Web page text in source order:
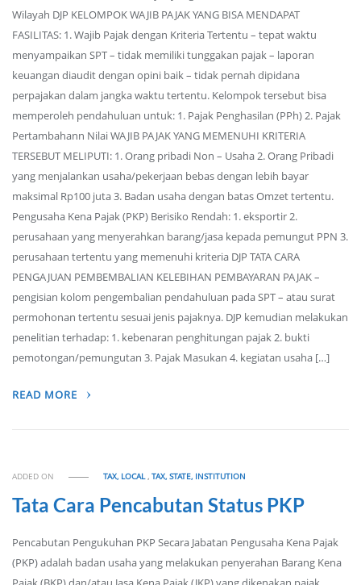
Wilayah DJP KELOMPOK WAJIB PAJAK YANG BISA MENDAPAT
FASILITAS: 1. Wajib Pajak dengan Kriteria Tertentu – tepat waktu
menyampaikan SPT – tidak memiliki tunggakan pajak – laporan
keuangan diaudit dengan opini baik – tidak pernah dipidana
perpajakan dalam jangka waktu tertentu. Kelompok tersebut bisa
memperoleh pendahuluan untuk: 1. Pajak Penghasilan (PPh) 2. Pajak
Pertambahann Nilai WAJIB PAJAK YANG MEMENUHI KRITERIA
TERSEBUT MELIPUTI: 1. Orang pribadi Non – Usaha 2. Orang Pribadi
yang menjalankan usaha/pekerjaan bebas dengan lebih bayar
maksimal Rp100 juta 3. Badan usaha dengan batas Omzet tertentu.
Pengusaha Kena Pajak (PKP) Berisiko Rendah: 1. eksportir 2.
perusahaan yang menyerahkan barang/jasa kepada pemungut PPN 3.
perusahaan tertentu yang memenuhi kriteria DJP TATA CARA
PENGAJUAN PEMBEMBALIAN KELEBIHAN PEMBAYARAN PAJAK –
pengisian kolom pengembalian pendahuluan pada SPT – atau surat
permohonan tertentu sesuai jenis pajaknya. DJP kemudian melakukan
penelitian terhadap: 1. kebenaran penghitungan pajak 2. bukti
pemotongan/pemungutan 3. Pajak Masukan 4. kegiatan usaha […]
READ MORE
ADDED ON TAX, LOCAL,TAX, STATE, INSTITUTION
Tata Cara Pencabutan Status PKP
Pencabutan Pengukuhan PKP Secara Jabatan Pengusaha Kena Pajak
(PKP) adalah badan usaha yang melakukan penyerahan Barang Kena